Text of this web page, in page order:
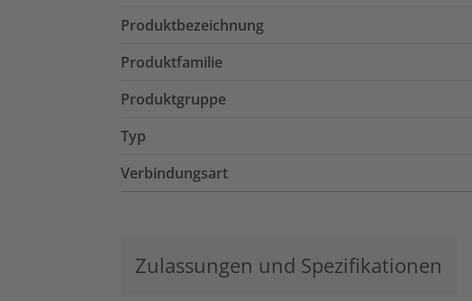
Produktbezeichnung
Produktfamilie
Produktgruppe
Typ
Verbindungsart
Zulassungen und Spezifikationen